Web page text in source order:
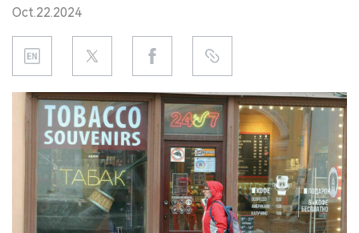
PRODUCTO
REGULACIÓN
CHINA
DATOS
EXPOSICIÓN
ENTREVISTA
Oct.22.2024